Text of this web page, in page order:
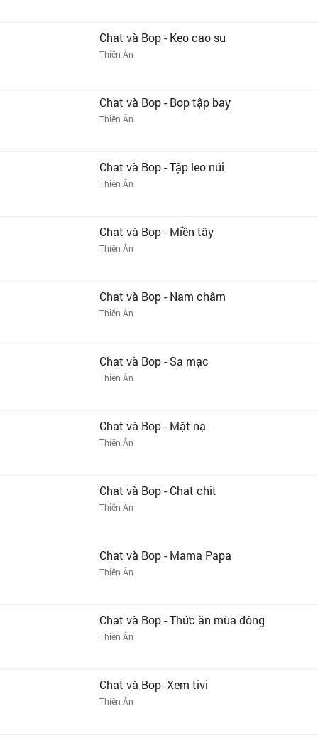
Chat và Bop - Kẹo cao su
Thiên Ân
Chat và Bop - Bop tập bay
Thiên Ân
Chat và Bop - Tập leo núi
Thiên Ân
Chat và Bop - Miền tây
Thiên Ân
Chat và Bop - Nam châm
Thiên Ân
Chat và Bop - Sa mạc
Thiên Ân
Chat và Bop - Mặt nạ
Thiên Ân
Chat và Bop - Chat chit
Thiên Ân
Chat và Bop - Mama Papa
Thiên Ân
Chat và Bop - Thức ăn mùa đông
Thiên Ân
Chat và Bop- Xem tivi
Thiên Ân